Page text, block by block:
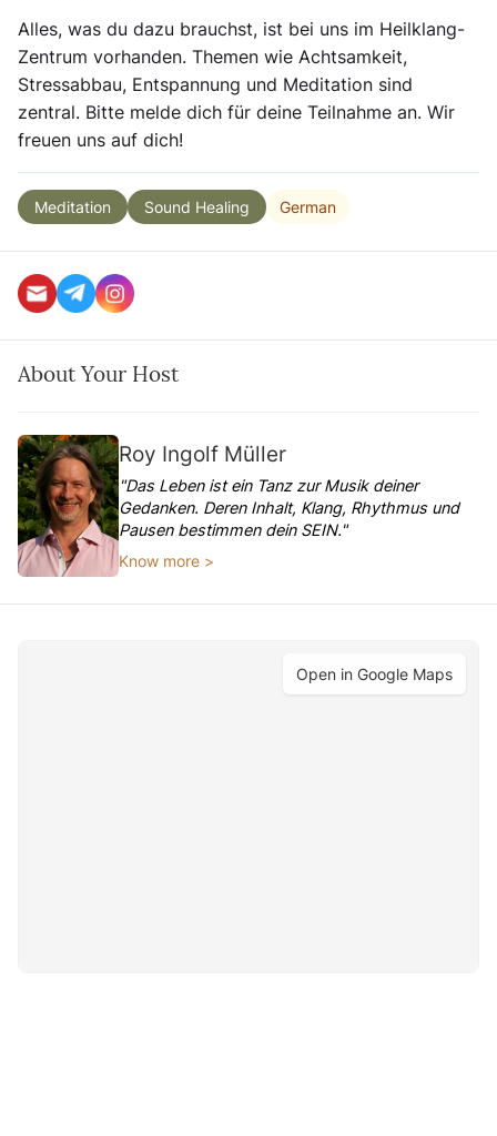
Alles, was du dazu brauchst, ist bei uns im Heilklang-
Zentrum vorhanden. Themen wie Achtsamkeit,
Stressabbau, Entspannung und Meditation sind
zentral. Bitte melde dich für deine Teilnahme an. Wir
freuen uns auf dich!
Meditation Sound Healing German
About Your Host
Roy Ingolf Müller
"Das Leben ist ein Tanz zur Musik deiner
Gedanken. Deren Inhalt, Klang, Rhythmus und
Pausen bestimmen dein SEIN."
Know more >
Open in Google Maps